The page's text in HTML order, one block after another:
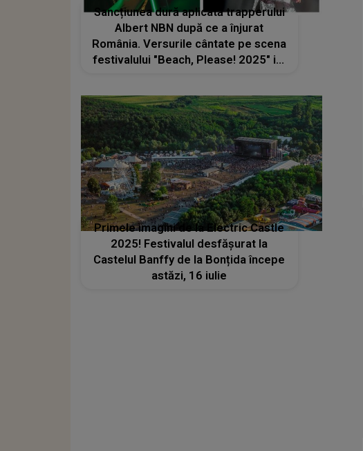
Sancțiunea dură aplicată trapperului
Albert NBN după ce a înjurat
România. Versurile cântate pe scena
festivalului "Beach, Please! 2025" i-a
Primele imagini de la Electric Castle
2025! Festivalul desfășurat la
Castelul Banffy de la Bonțida începe
astăzi, 16 iulie